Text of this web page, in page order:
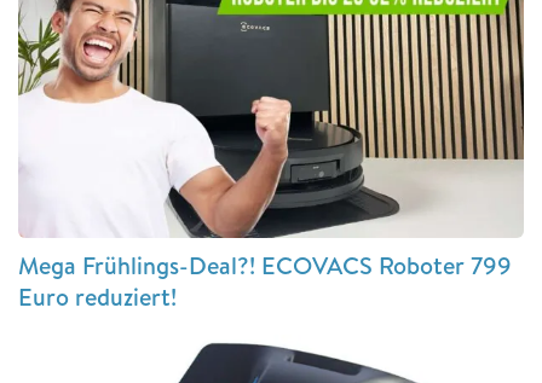
Mega Frühlings-Deal?! ECOVACS Roboter 799
Euro reduziert!